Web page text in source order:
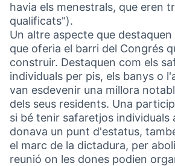
havia els menestrals, que eren
qualificats").
Un altre aspecte que
que oferia el barri del Congrés
construir. Destaquen com els
individuals per pis, els banys o
van esdevenir una millora
dels seus residents. Una
si bé tenir safaretjos individuals
donava un punt d'estatus,
el marc de la dictadura, per
reunió on les dones podien